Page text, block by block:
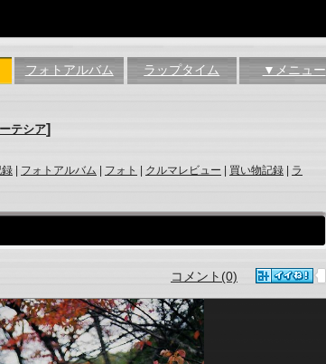
フォトアルバム ラップタイム ▼メニュー
テシア]
フォトアルバム フォト クルマレビュー 買い物記録
ラ
コメント(0)